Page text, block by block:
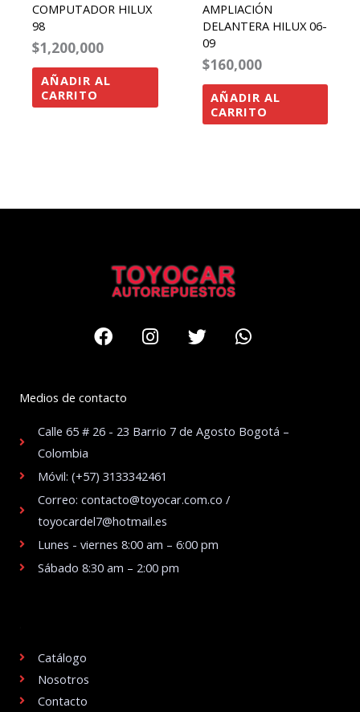
COMPUTADOR HILUX
98
$1,200,000
AÑADIR AL
CARRITO
AMPLIACIÓN
DELANTERA HILUX 06-
09
$160,000
AÑADIR AL
CARRITO
FacebookInstagram
TwitterWhatsapp
Medios de contacto
Calle 65 # 26 - 23 Barrio 7 de Agosto Bogotá –
Colombia
Móvil: (+57) 3133342461
Correo: contacto@toyocar.com.co /
toyocardel7@hotmail.es
Lunes - viernes 8:00 am – 6:00 pm
Sábado 8:30 am – 2:00 pm
Catálogo
Nosotros
Contacto